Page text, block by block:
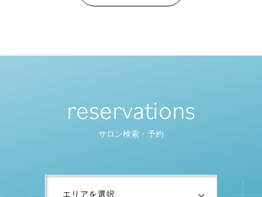
reservations
サロン検索・予約